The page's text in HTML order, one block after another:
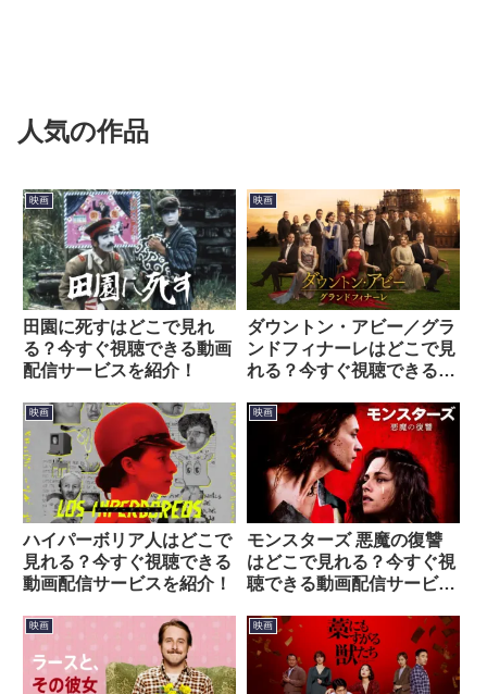
人気の作品
映画
田園に死すはどこで見れ
る？今すぐ視聴できる動画
配信サービスを紹介！
映画
ダウントン・アビー／グラ
ンドフィナーレはどこで見
れる？今すぐ視聴できる動
映画
ハイパーボリア人はどこで
見れる？今すぐ視聴できる
動画配信サービスを紹介！
映画
モンスターズ 悪魔の復讐
はどこで見れる？今すぐ視
聴できる動画配信サービス
映画 映画